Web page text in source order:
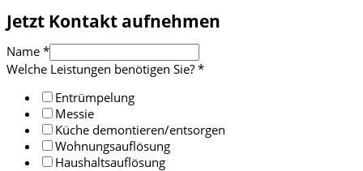
Jetzt Kontakt aufnehmen
Name *
Welche Leistungen benötigen Sie? *
Entrümpelung
Messie
Küche demontieren/entsorgen
Wohnungsauflösung
Haushaltsauflösung